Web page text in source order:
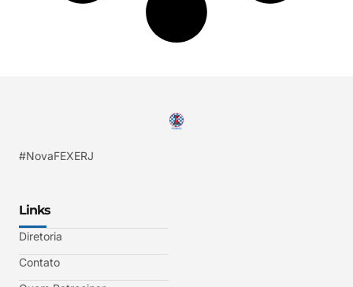
#NovaFEXERJ
Links
Diretoria
Contato